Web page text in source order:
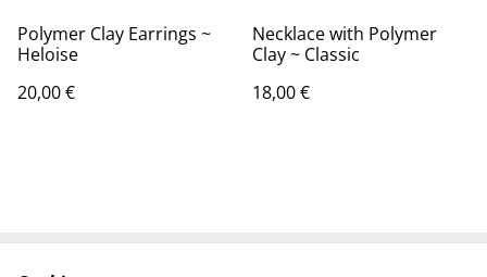
Polymer Clay Earrings ~
Heloise
20,00 €
Necklace with Polymer
Clay ~ Classic
18,00 €